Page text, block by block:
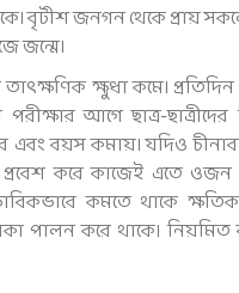
বৃটীশ জনগন থেকে প্রায়
জন্মে।
ক্ষুধা কমে।
আগে ছাত্র-ছাত্রীদের
এবং বয়স কমায়। যদিও
প্রবেশ করে কাজেই এতে
কমতে থাকে
পালন করে থাকে।